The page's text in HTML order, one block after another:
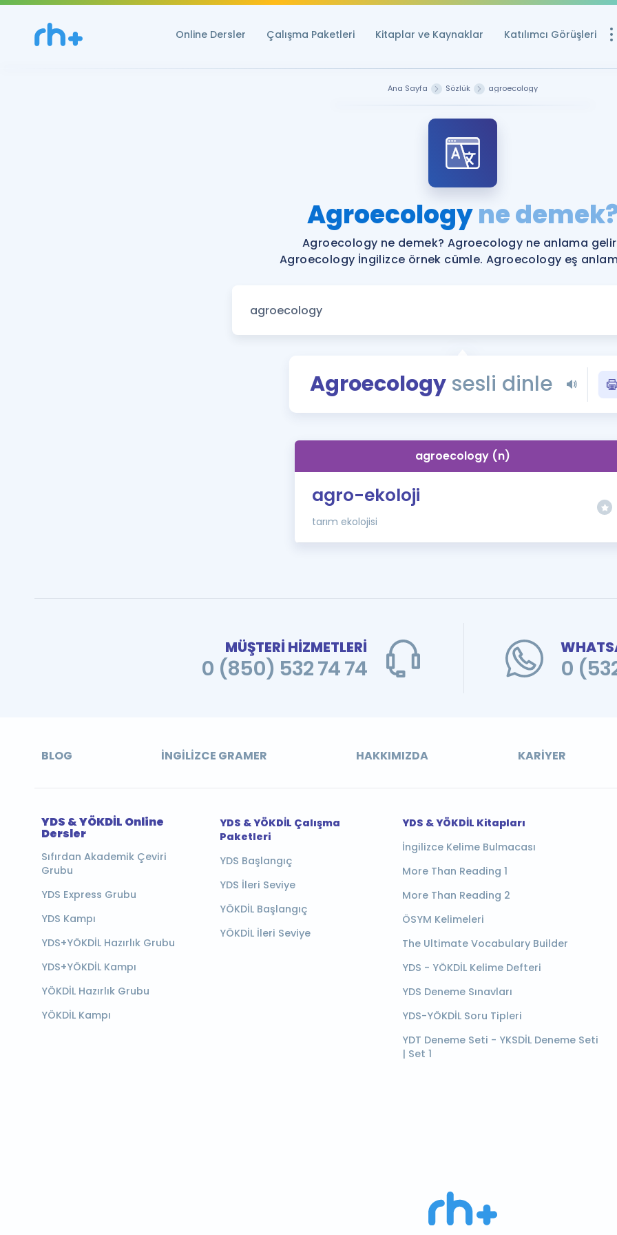
Online Dersler Çalışma Paketleri Kitaplar ve Kaynaklar Katılımcı Görüşleri
Ücretsiz
YDS ve YÖKDİL
YDS ve YÖKDİL'e
Tüm ÖSYM
Blog
YDS - YÖKDİL
İngilizce
Ana Sayfa Sözlük agroecology
Agroecologyne
Agroecology ne demek? Agroecology ne anlama
Agroecology İngilizce örnek cümle. Agroecology eş
Agroecologysesli dinle
agroecology (n)
agro-ekoloji
tarım ekolojisi
MÜŞTERİ HİZMETLERİ
0 (850) 532 74 74 0
BLOG İNGILIZCE GRAMER HAKKIMIZDA KARIYER
YDS & YÖKDİL Online
Dersler
Sıfırdan Akademik Çeviri
Grubu
YDS Express Grubu
YDS Kampı
YDS+YÖKDİL Hazırlık Grubu
YDS+YÖKDİL Kampı
YÖKDİL Hazırlık Grubu
YÖKDİL Kampı
YDS & YÖKDİL Çalışma
Paketleri
YDS Başlangıç
YDS İleri Seviye
YÖKDİL Başlangıç
YÖKDİL İleri Seviye
YDS & YÖKDİL Kitapları
İngilizce Kelime Bulmacası
More Than Reading 1
More Than Reading 2
ÖSYM Kelimeleri
The Ultimate Vocabulary Builder
YDS - YÖKDİL Kelime Defteri
YDS Deneme Sınavları
YDS-YÖKDİL Soru Tipleri
YDT Deneme Seti - YKSDİL Deneme Seti
| Set 1